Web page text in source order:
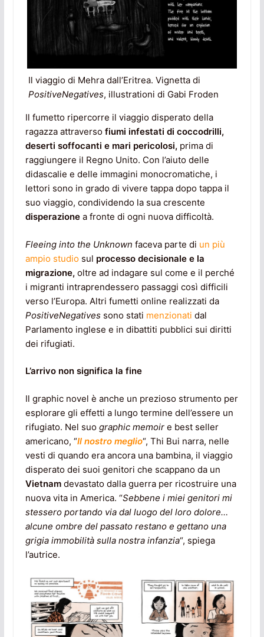
Il viaggio di Mehra dall’Eritrea. Vignetta di
PositiveNegatives, illustrationi di Gabi Froden
Il fumetto ripercorre il viaggio disperato della
ragazza attraversofiumi infestati di coccodrilli,
deserti soffocanti e mari pericolosi, prima di
raggiungere il Regno Unito. Con l’aiuto delle
didascalie e delle immagini monocromatiche, i
lettori sono in grado di vivere tappa dopo tappa il
suo viaggio, condividendo la sua crescente
disperazionea fronte di ogni nuova difficoltà.
Fleeing into the Unknown faceva parte di un più
ampio studiosul processo decisionale e la
migrazione, oltre ad indagare sul come e il perché
i migranti intraprendessero passaggi così difficili
verso l’Europa. Altri fumetti online realizzati da
PositiveNegativessono stati menzionati dal
Parlamento inglese e in dibattiti pubblici sui diritti
dei rifugiati.
L’arrivo non significa la fine
Il graphic novel è anche un prezioso strumento per
esplorare gli effetti a lungo termine dell’essere un
rifugiato. Nel suo graphic memoir e best seller
americano, “Il nostro meglio“, Thi Bui narra, nelle
vesti di quando era ancora una bambina, il viaggio
disperato dei suoi genitori che scappano da un
Vietnamdevastato dalla guerra per ricostruire una
nuova vita in America. “Sebbene i miei genitori mi
stessero portando via dal luogo del loro dolore…
alcune ombre del passato restano e gettano una
grigia immobilità sulla nostra infanzia“, spiega
l’autrice.